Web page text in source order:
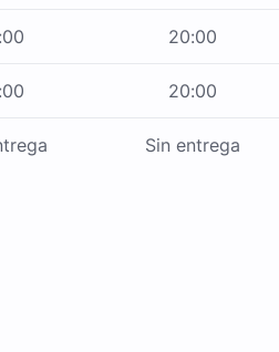
20:00
20:00
Sin entrega